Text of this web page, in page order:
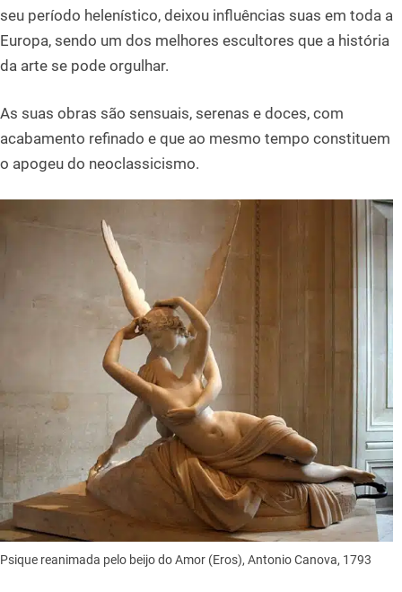
seu período helenístico, deixou influências suas em toda a
Europa, sendo um dos melhores escultores que a história
da arte se pode orgulhar.
As suas obras são sensuais, serenas e doces, com
acabamento refinado e que ao mesmo tempo constituem
o apogeu do neoclassicismo.
Psique reanimada pelo beijo do Amor (Eros), Antonio Canova, 1793